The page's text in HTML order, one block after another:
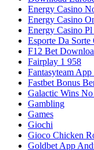
Energy Casino
Energy Casino
Energy Casino
Esporte Da Sorte
F12 Bet
Fairplay 1 958
Fantasyteam App
Fastbet Bonus
Galactic Wins
Gambling
Games
Giochi
Gioco Chicken
Goldbet App